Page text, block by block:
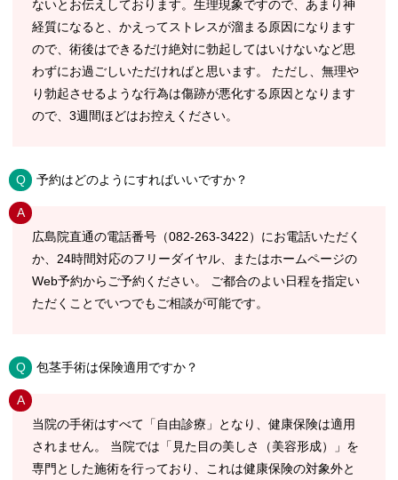
ないとお伝えしております。生理現象ですので、あまり神
経質になると、かえってストレスが溜まる原因になります
ので、術後はできるだけ絶対に勃起してはいけないなど思
わずにお過ごしいただければと思います。 ただし、無理や
り勃起させるような行為は傷跡が悪化する原因となります
ので、3週間ほどはお控えください。
予約はどのようにすればいいですか？
広島院直通の電話番号（082-263-3422）にお電話いただく
か、24時間対応のフリーダイヤル、またはホームページの
Web予約からご予約ください。 ご都合のよい日程を指定い
ただくことでいつでもご相談が可能です。
包茎手術は保険適用ですか？
当院の手術はすべて「自由診療」となり、健康保険は適用
されません。 当院では「見た目の美しさ（美容形成）」を
専門とした施術を行っており、これは健康保険の対象外と